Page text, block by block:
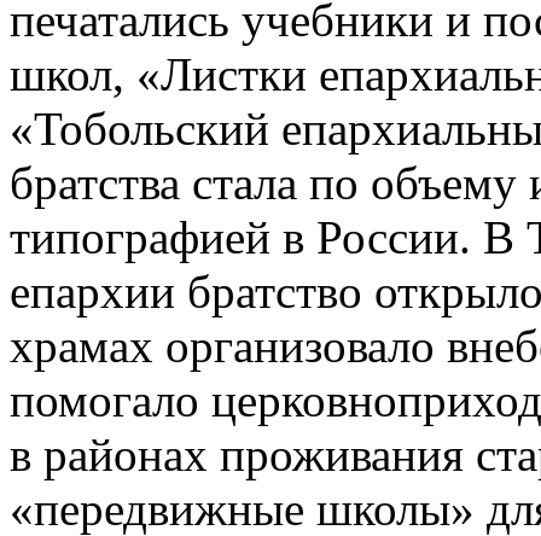
печатались учебники и
школ, «Листки
«Тобольский
братства стала по
типографией в России. В
епархии братство
храмах организовало
помогало
в районах проживания
«передвижные школы»